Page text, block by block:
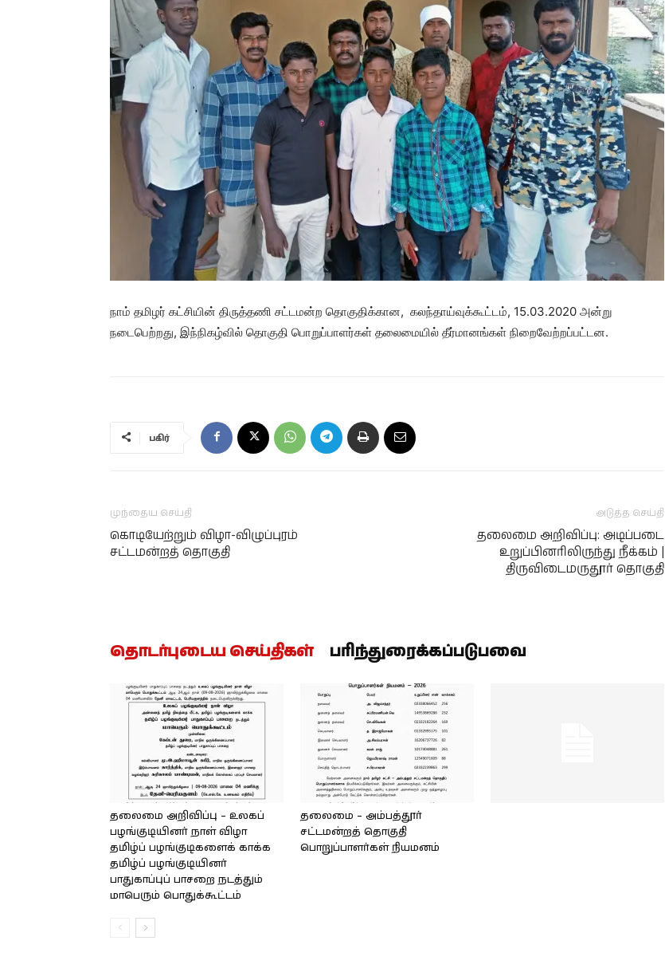
நாம் தமிழர் கட்சியின் திருத்தணி சட்டமன்ற தொகுதிக்கான, கலந்தாய்வுக்கூட்டம், 15.03.2020 அன்று
நடைபெற்றது, இந்நிகழ்வில் தொகுதி பொறுப்பாளர்கள் தலைமையில் தீர்மானங்கள் நிறைவேற்றப்பட்டன.
பகிர்
முந்தைய செய்தி
கொடியேற்றும் விழா-விழுப்புரம்
சட்டமன்றத் தொகுதி
அடுத்த செய்தி
தலைமை அறிவிப்பு: அடிப்படை
உறுப்பினரிலிருந்து நீக்கம் |
திருவிடைமருதூர் தொகுதி
தொடர்புடைய செய்திகள் பரிந்துரைக்கப்படுபவை
தலைமை அறிவிப்பு – உலகப்
பழங்குடியினர் நாள் விழா
தமிழ்ப் பழங்குடிகளைக் காக்க
தமிழ்ப் பழங்குடியினர்
பாதுகாப்புப் பாசறை நடத்தும்
மாபெரும் பொதுக்கூட்டம்
தலைமை – அம்பத்தூர்
சட்டமன்றத் தொகுதி
பொறுப்பாளர்கள் நியமனம்